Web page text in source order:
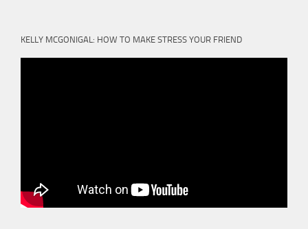
KELLY MCGONIGAL: HOW TO MAKE STRESS YOUR FRIEND